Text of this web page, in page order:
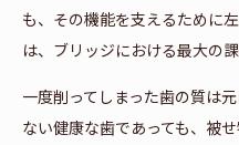
も、その機能を支えるために
は、ブリッジにおける最大の課
一度削ってしまった歯の質は
ない健康な歯であっても、被